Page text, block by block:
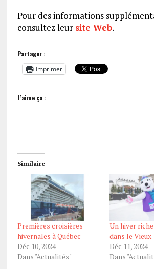
Pour des informations
consultez leur site Web.
Partager :
Imprimer
J’aime ça :
Similaire
Premières croisières
hivernales à Québec
Déc 10, 2024
Dans "Actualités"
Un hiver
dans le
Déc 11, 2024
Dans